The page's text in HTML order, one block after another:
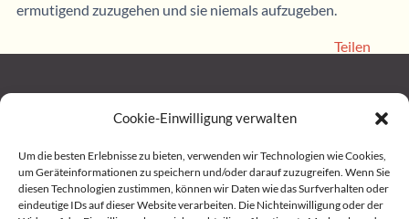
Cookie-Einwilligung verwalten
Um die besten Erlebnisse zu bieten, verwenden wir Technologien wie Cookies,
um Geräteinformationen zu speichern und/oder darauf zuzugreifen. Wenn Sie
diesen Technologien zustimmen, können wir Daten wie das Surfverhalten oder
eindeutige IDs auf dieser Website verarbeiten. Die Nichteinwilligung oder der
ermutigend zuzugehen und sie niemals aufzugeben.
Teilen
Home
Impressum